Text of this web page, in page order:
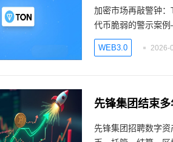
加密市场再敲警钟
代币脆弱的警示案
WEB3.0 2026-
先锋集团结束
先锋集团招聘数字